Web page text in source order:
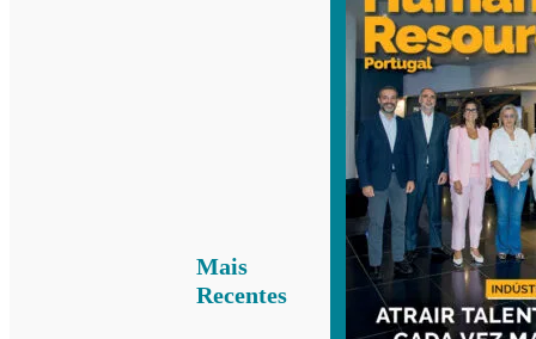
Mais
Recentes